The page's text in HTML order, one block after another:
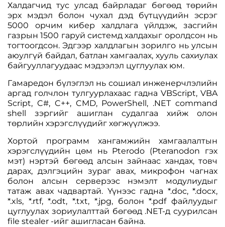
Халдагчид тус улсад байрладаг бөгөөд төрийн
эрх мэдэл болон чухал дэд бүтцүүдийн эсрэг
5000 орчим кибер халдлага үйлдэж, засгийн
газрын 1500 гаруй системд халдахыг оролдсон нь
тогтоогдсон. Эдгээр халдлагын зорилго нь улсын
аюулгүй байдал, батлан хамгаалах, хууль сахиулах
байгууллагуудаас мэдээлэл цуглуулах юм.
Гамаредон бүлэглэл нь сошиал инженерчлэлийн
аргад голчлон тулгуурлахаас гадна VBScript, VBA
Script, C#, C++, CMD, PowerShell, .NET command
shell зэргийг ашиглан судалгаа хийж олон
төрлийн хэрэгслүүдийг хөгжүүлжээ.
Хортой программ хангамжийн хамгаалалтын
хэрэгслүүдийн цөм нь Pterodo (Pteranodon гэх
мэт) нэртэй бөгөөд алсын зайнаас хандах, товч
дарах, дэлгэцийн зураг авах, микрофон чагнах
болон алсын серверээс нэмэлт модулиудыг
татаж авах чадвартай. Үүнээс гадна *.doc, *.docx,
*.xls, *.rtf, *.odt, *.txt, *.jpg, болон *.pdf файлуудыг
цуглуулах зориулалттай бөгөөд .NET-д суурилсан
file stealer -ийг ашигласан байна.